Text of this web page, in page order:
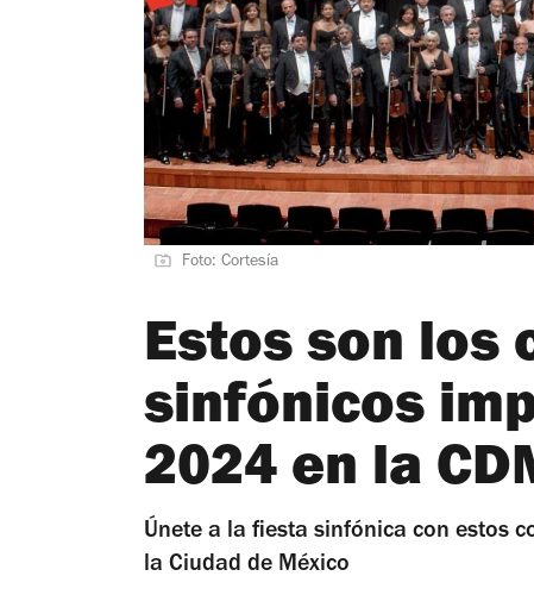
Foto: Cortesía
Estos son los
sinfónicos
2024 en la
Únete a la fiesta sinfónica con estos
la Ciudad de México